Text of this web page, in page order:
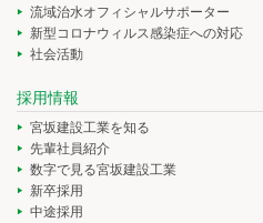
流域治水オフィシャルサポーター
新型コロナウィルス感染症への対応
社会活動
採用情報
宮坂建設工業を知る
先輩社員紹介
数字で見る宮坂建設工業
新卒採用
中途採用